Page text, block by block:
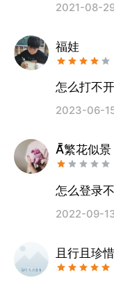
2021-08-
福娃
怎么打不开
2023-06-
A繁花似
怎么登录
2022-09-
且行且珍惜